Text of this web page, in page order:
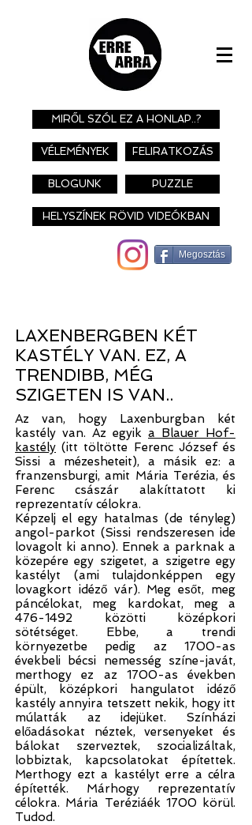
MIRŐL SZÓL EZ A HONLAP..?
VÉLEMÉNYEK FELIRATKOZÁS
BLOGUNK PUZZLE
HELYSZÍNEK RÖVID VIDEÓKBAN
Megosztás
LAXENBERGBEN KÉT
KASTÉLY VAN. EZ, A
TRENDIBB, MÉG
SZIGETEN IS VAN..
Az van, hogy Laxenburgban két
kastély van. Az egyik a Blauer Hof-
kastély (itt töltötte Ferenc József és
Sissi a mézesheteit), a másik ez: a
franzensburgi, amit Mária Terézia, és
Ferenc császár alakíttatott ki
reprezentatív célokra.
Képzelj el egy hatalmas (de tényleg)
angol-parkot (Sissi rendszeresen ide
lovagolt ki anno). Ennek a parknak a
közepére egy szigetet, a szigetre egy
kastélyt (ami tulajdonképpen egy
lovagkort idéző vár). Meg esőt, meg
páncélokat, meg kardokat, meg a
476-1492 közötti középkori
sötétséget. Ebbe, a trendi
környezetbe pedig az 1700-as
évekbeli bécsi nemesség színe-javát,
merthogy ez az 1700-as években
épült, középkori hangulatot idéző
kastély annyira tetszett nekik, hogy itt
múlatták az idejüket. Színházi
előadásokat néztek, versenyeket és
bálokat szerveztek, szocializáltak,
lobbiztak, kapcsolatokat építettek.
Merthogy ezt a kastélyt erre a célra
építették. Márhogy reprezentatív
célokra. Mária Teréziáék 1700 körül.
Tudod.